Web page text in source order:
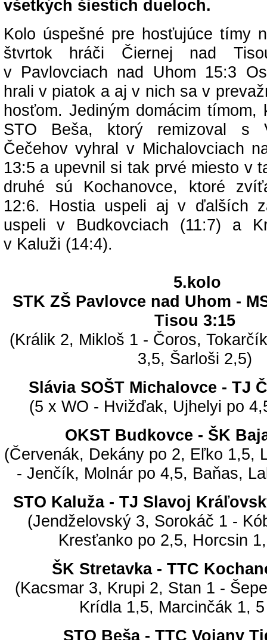
všetkých šiestich dueloch.
Kolo úspešné pre hosťujúce tímy
štvrtok hráči Čiernej nad
v Pavlovciach nad Uhom 15:3
hrali v piatok a aj v nich sa v
hosťom. Jediným domácim tímom,
STO Beša, ktorý remizoval s
Čečehov vyhral v Michalovciach
13:5 a upevnil si tak prvé miesto v
druhé sú Kochanovce, ktoré
12:6. Hostia uspeli aj v ďalších
uspeli v Budkovciach (11:7) a
v Kaluži (14:4).
5.kolo
STK ZŠ Pavlovce nad Uhom -
Tisou 3:15
(Králik 2, Mikloš 1 - Čoros,
3,5, Šarloši 2,5)
Slávia SOŠT Michalovce - TJ
(5 x WO - Hvižďak, Ujhelyi po
OKST Budkovce - ŠK
(Červenák, Dekány po 2, Eľko 1,5,
- Jenčík, Molnár po 4,5, Baňas,
STO Kaluža - TJ Slavoj
(Jendželovský 3, Sorokáč 1 -
Kresťanko po 2,5, Horcsin
ŠK Stretavka - TTC
(Kacsmar 3, Krupi 2, Stan 1 -
Krídla 1,5, Marcinčák 1,
STO Beša - TTC Vojany